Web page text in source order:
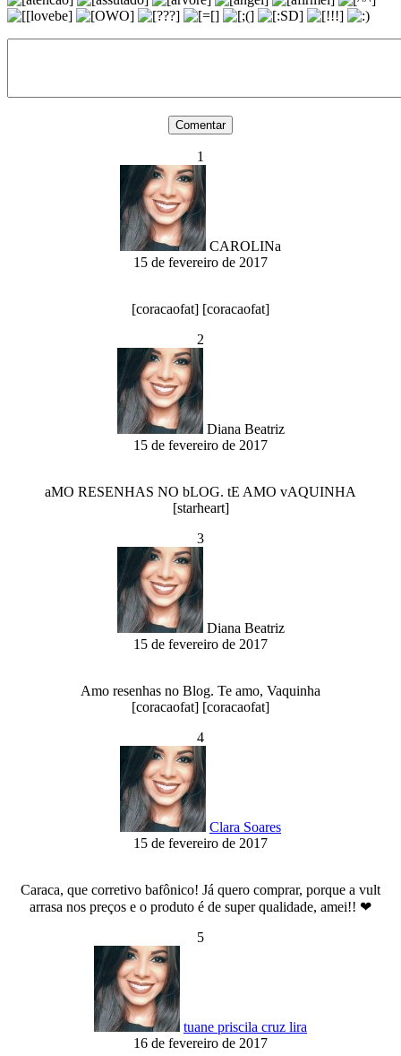
1
CAROLINa
15 de fevereiro de 2017
[coracaofat] [coracaofat]
2
Diana Beatriz
15 de fevereiro de 2017
aMO RESENHAS NO bLOG. tE AMO vAQUINHA
[starheart]
3
Diana Beatriz
15 de fevereiro de 2017
Amo resenhas no Blog. Te amo, Vaquinha
[coracaofat] [coracaofat]
4
Clara Soares
15 de fevereiro de 2017
Caraca, que corretivo bafônico! Já quero comprar, porque a vult
arrasa nos preços e o produto é de super qualidade, amei!! ❤
5
tuane priscila cruz lira
16 de fevereiro de 2017